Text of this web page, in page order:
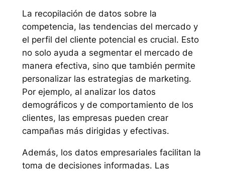
La recopilación de datos sobre la
competencia, las tendencias del mercado y
el perfil del cliente potencial es crucial. Esto
no solo ayuda a segmentar el mercado de
manera efectiva, sino que también permite
personalizar las estrategias de marketing.
Por ejemplo, al analizar los datos
demográficos y de comportamiento de los
clientes, las empresas pueden crear
campañas más dirigidas y efectivas.
Además, los datos empresariales facilitan la
toma de decisiones informadas. Las